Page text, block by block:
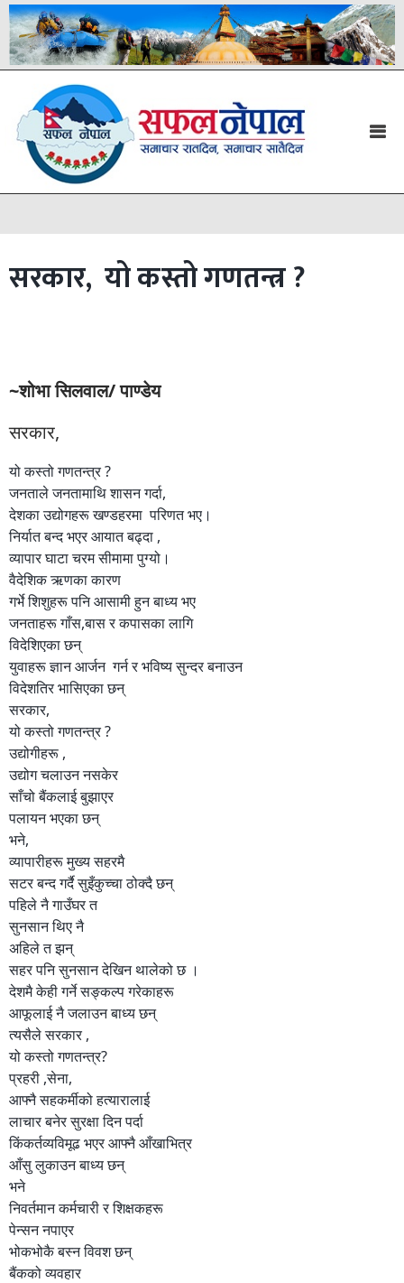
सरकार, यो कस्तो गणतन्त्र ?
~शोभा सिलवाल/ पाण्डेय
सरकार,
यो कस्तो गणतन्त्र ?
जनताले जनतामाथि शासन गर्दा,
देशका उद्योगहरू खण्डहरमा परिणत भए।
निर्यात बन्द भएर आयात बढ्दा ,
व्यापार घाटा चरम सीमामा पुग्यो।
वैदेशिक ऋणका कारण
गर्भे शिशुहरू पनि आसामी हुन बाध्य भए
जनताहरू गाँस,बास र कपासका लागि
विदेशिएका छन्
युवाहरू ज्ञान आर्जन गर्न र भविष्य सुन्दर बनाउन
विदेशतिर भासिएका छन्
सरकार,
यो कस्तो गणतन्त्र ?
उद्योगीहरू ,
उद्योग चलाउन नसकेर
साँचो बैंकलाई बुझाएर
पलायन भएका छन्
भने,
व्यापारीहरू मुख्य सहरमै
सटर बन्द गर्दै सुइँकुच्चा ठोक्दै छन्
पहिले नै गाउँघर त
सुनसान थिए नै
अहिले त झन्
सहर पनि सुनसान देखिन थालेको छ ।
देशमै केही गर्ने सङ्कल्प गरेकाहरू
आफूलाई नै जलाउन बाध्य छन्
त्यसैले सरकार ,
यो कस्तो गणतन्त्र?
प्रहरी ,सेना,
आफ्नै सहकर्मीको हत्यारालाई
लाचार बनेर सुरक्षा दिन पर्दा
किंकर्तव्यविमूढ भएर आफ्नै आँखाभित्र
आँसु लुकाउन बाध्य छन्
भने
निवर्तमान कर्मचारी र शिक्षकहरू
पेन्सन नपाएर
भोकभोकै बस्न विवश छन्
बैंकको व्यवहार